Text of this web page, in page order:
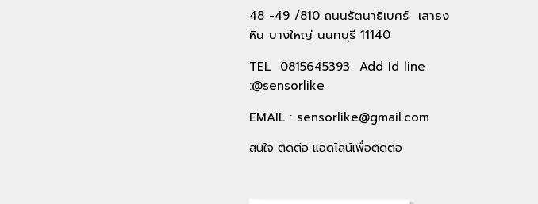
48 -49 /810 ถนนรัตนาธิเบศร์ เสาธง
หิน บางใหญ่ นนทบุรี 11140
TEL 0815645393 Add Id line
:@sensorlike
EMAIL : sensorlike@gmail.com
สนใจ ติดต่อ แอดไลน์เพื่อติดต่อ